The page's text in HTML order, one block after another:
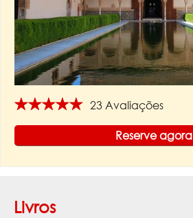
★★★★★ 23 Avaliações
Reserve agora
Livros